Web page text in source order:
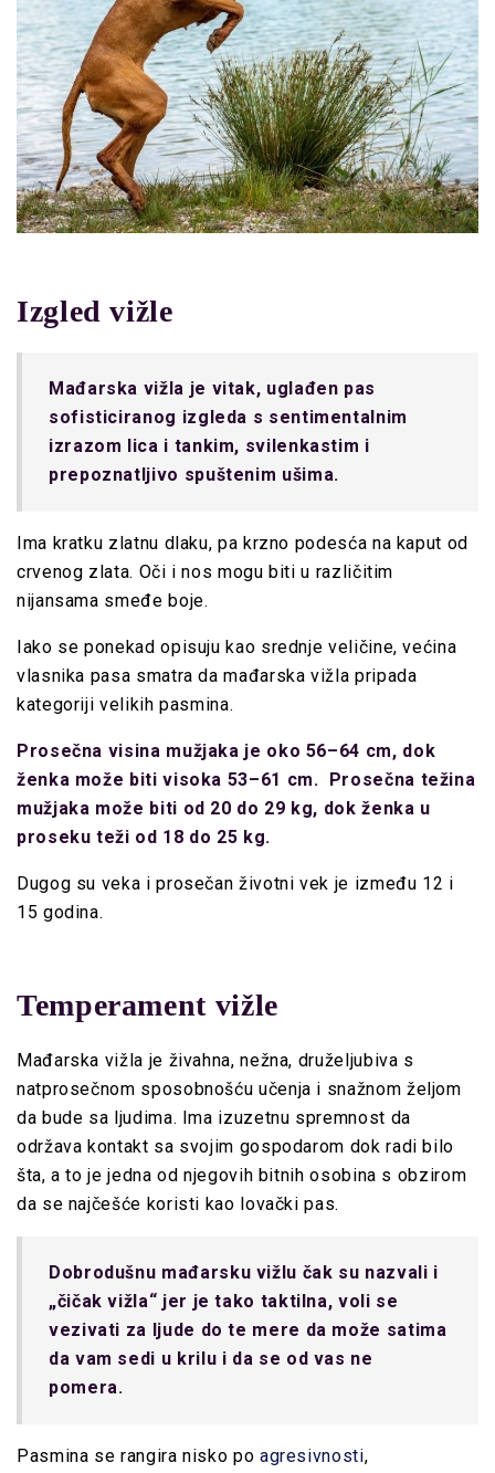
Izgled vižle
Mađarska vižla je vitak, uglađen pas
sofisticiranog izgleda s sentimentalnim
izrazom lica i tankim, svilenkastim i
prepoznatljivo spuštenim ušima.
Ima kratku zlatnu dlaku, pa krzno podesća na kaput od
crvenog zlata. Oči i nos mogu biti u različitim
nijansama smeđe boje.
Iako se ponekad opisuju kao srednje veličine, većina
vlasnika pasa smatra da mađarska vižla pripada
kategoriji velikih pasmina.
Prosečna visina mužjaka je oko 56–64 cm, dok
ženka može biti visoka 53–61 cm. Prosečna težina
mužjaka može biti od 20 do 29 kg, dok ženka u
proseku teži od 18 do 25 kg.
Dugog su veka i prosečan životni vek je između 12 i
15 godina.
Temperament vižle
Mađarska vižla je živahna, nežna, druželjubiva s
natprosečnom sposobnošću učenja i snažnom željom
da bude sa ljudima. Ima izuzetnu spremnost da
održava kontakt sa svojim gospodarom dok radi bilo
šta, a to je jedna od njegovih bitnih osobina s obzirom
da se najčešće koristi kao lovački pas.
Dobrodušnu mađarsku vižlu čak su nazvali i
„čičak vižla“ jer je tako taktilna, voli se
vezivati za ljude do te mere da može satima
da vam sedi u krilu i da se od vas ne
pomera.
Pasmina se rangira nisko po agresivnosti,